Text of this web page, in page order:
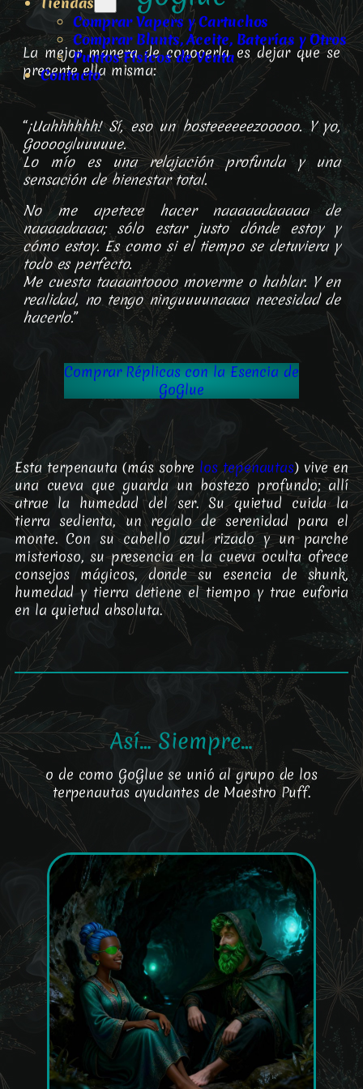
Comprar Vapers y Cartuchos
Comprar Blunts, Aceite, Baterías y Otros
Puntos Físicos de Venta
Contacto
La mejor manera de conocerla es dejar que se
presente ella misma:
“¡Uahhhhhh! Sí, eso un bosteeeeeezooooo. Y yo,
Goooogluuuuue.
Lo mío es una relajación profunda y una
sensación de bienestar total.
No me apetece hacer naaaaadaaaaa de
naaaadaaaa; sólo estar justo dónde estoy y
cómo estoy. Es como si el tiempo se detuviera y
todo es perfecto.
Me cuesta taaaantoooo moverme o hablar. Y en
realidad, no tengo ninguuuunaaaa necesidad de
hacerlo.”
Comprar Réplicas con la Esencia de
GoGlue
Esta terpenauta (más sobre los tepenautas) vive en
una cueva que guarda un bostezo profundo; allí
atrae la humedad del ser. Su quietud cuida la
tierra sedienta, un regalo de serenidad para el
monte. Con su cabello azul rizado y un parche
misterioso, su presencia en la cueva oculta ofrece
consejos mágicos, donde su esencia de shunk,
humedad y tierra detiene el tiempo y trae euforia
en la quietud absoluta.
Así… Siempre…
o de como GoGlue se unió al grupo de los
terpenautas ayudantes de Maestro Puff.